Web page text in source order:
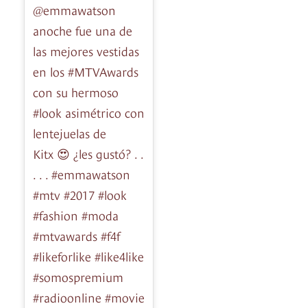
@emmawatson
anoche fue una de
las mejores vestidas
en los #MTVAwards
con su hermoso
#look asimétrico con
lentejuelas de
Kitx 😍 ¿les gustó? . .
. . . #emmawatson
#mtv #2017 #look
#fashion #moda
#mtvawards #f4f
#likeforlike #like4like
#somospremium
#radioonline #movie